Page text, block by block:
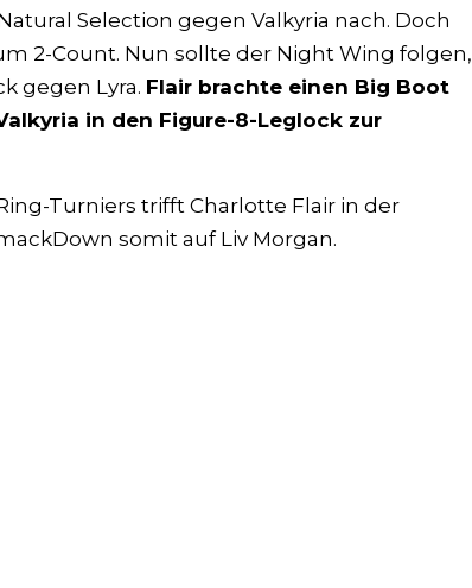
Selection gegen Valkyria nach. Doch
2-Count. Nun sollte der Night Wing folgen,
gegen Lyra. Flair brachte einen Big Boot
in den Figure-8-Leglock zur
Turniers trifft Charlotte Flair in der
somit auf Liv Morgan.